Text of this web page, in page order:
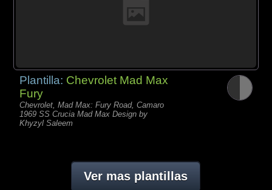
Plantilla: Chevrolet Mad Max
Fury
Chevrolet, Mad Max: Fury Road, Camaro
1969 SS Crucia Mad Max Design by
Khyzyl Saleem
Ver mas plantillas